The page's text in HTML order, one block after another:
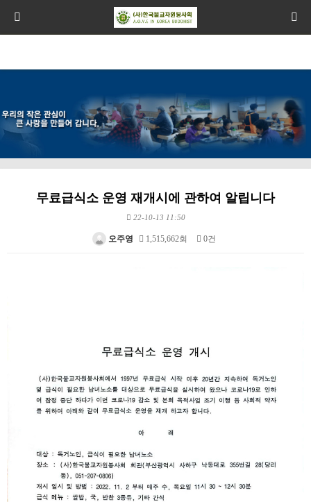
무료급식소 운영 재개시에 관하여 알립니다
22-10-13 11:50
오주영 1,515,662회 0건